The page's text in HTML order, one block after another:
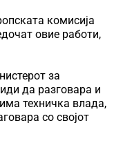
комисија
овие работи,
за
да разговара и
техничка влада,
со својот